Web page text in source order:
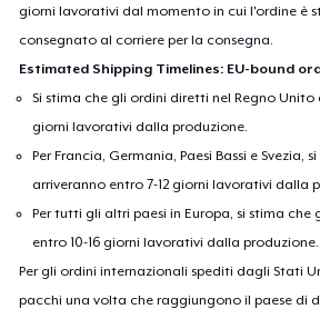
giorni lavorativi dal momento in cui l'ordine è
consegnato al corriere per la consegna.
Estimated Shipping Timelines: EU-bound
Si stima che gli ordini diretti nel Regno Unito
giorni lavorativi dalla produzione.
Per Francia, Germania, Paesi Bassi e Svezia,
arriveranno entro 7-12 giorni lavorativi dalla
Per tutti gli altri paesi in Europa, si stima che
entro 10-16 giorni lavorativi dalla produzione.
Per gli ordini internazionali spediti dagli Stati
pacchi una volta che raggiungono il paese di